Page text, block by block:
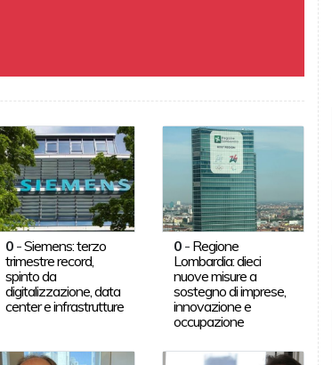
0-Siemens: terzo
trimestre record,
spinto da
digitalizzazione, data
center e infrastrutture
0 - Regione
Lombardia: dieci
nuove misure a
sostegno di imprese,
innovazione e
occupazione